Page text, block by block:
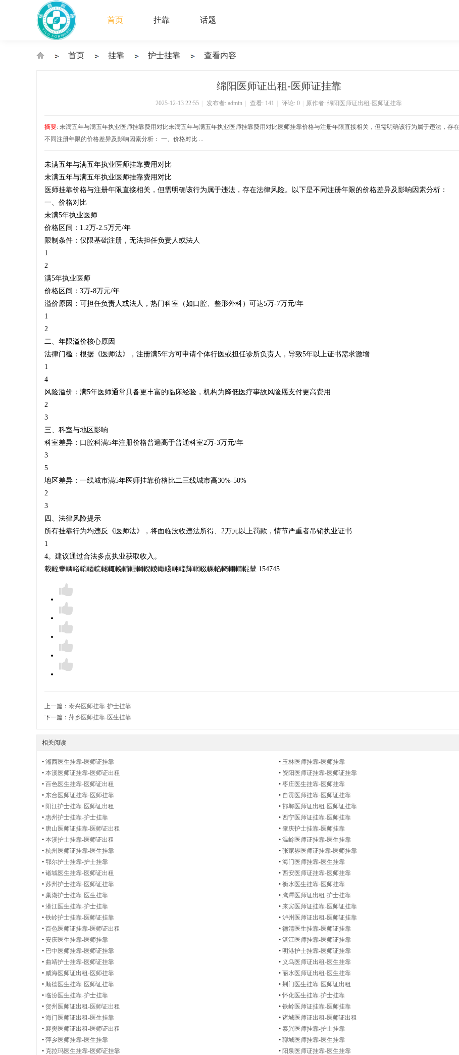
首页 挂靠 话题
出
租
执
首页 挂靠 护士挂靠 查看内容
绵阳医师证出租-医师证挂靠
2025-12-13 22:55 发布者: admin 查看: 141 评论: 0 原作者: 绵阳医师证出租-医师证挂靠
摘要: 未满五年与满五年执业医师挂靠费用对比未满五年与满五年执业医师挂靠费用对比医师挂靠价格与注册年限直接相关，但需明确该行为属于违法，存
不同注册年限的价格差异及影响因素分析： 一、价格对比 ...
未满五年与满五年执业医师挂靠费用对比
未满五年与满五年执业医师挂靠费用对比
医师挂靠价格与注册年限直接相关，但需明确该行为属于违法，存在法律风险。以下是不同注册年限的价格差异及影响因素分析：
一、价格对比
‌未满5年执业医师‌
价格区间：1.2万-2.5万元/年
限制条件：仅限基础注册，无法担任负责人或法人‌
1
2
‌满5年执业医师‌
价格区间：3万-8万元/年
溢价原因：可担任负责人或法人，热门科室（如口腔、整形外科）可达5万-7万元/年‌
1
2
二、年限溢价核心原因
‌法律门槛‌：根据《医师法》，注册满5年方可申请个体行医或担任诊所负责人，导致5年以上证书需求激增‌
1
4
‌风险溢价‌：满5年医师通常具备更丰富的临床经验，机构为降低医疗事故风险愿支付更高费用‌
2
3
三、科室与地区影响
‌科室差异‌：口腔科满5年注册价格普遍高于普通科室2万-3万元/年‌
3
5
‌地区差异‌：一线城市满5年医师挂靠价格比二三线城市高30%-50%‌
2
3
四、法律风险提示
所有挂靠行为均违反《医师法》，将面临没收违法所得、2万元以上罚款，情节严重者吊销执业证书‌
1
4。建议通过合法多点执业获取收入。
載輊輋輌輍輎輏輐輑輒輓輔輕輖輗輘輙輚輛輜輝輞輟輠輡輢輣輤輥輦 154745
上一篇： 泰兴医师挂靠-护士挂靠
下一篇： 萍乡医师挂靠-医生挂靠
相关阅读
• 湘西医生挂靠-医师证挂靠 • 玉林医师挂靠-医师挂靠
• 本溪医师证挂靠-医师证出租 • 资阳医师证挂靠-医师证挂靠
• 百色医生挂靠-医师证出租 • 枣庄医生挂靠-医师挂靠
• 东台医师证挂靠-医师挂靠 • 自贡医师挂靠-医师证挂靠
• 阳江护士挂靠-医师证出租 • 邯郸医师证出租-医师证挂靠
• 惠州护士挂靠-护士挂靠 • 西宁医师证挂靠-医师挂靠
• 唐山医师证挂靠-医师证出租 • 肇庆护士挂靠-医师挂靠
• 本溪护士挂靠-医师证出租 • 温岭医师证挂靠-医生挂靠
• 杭州医师证挂靠-医生挂靠 • 张家界医师证挂靠-医师挂靠
• 鄂尔护士挂靠-护士挂靠 • 海门医师挂靠-医生挂靠
• 诸城医生挂靠-医师证出租 • 西安医师证挂靠-医师挂靠
• 苏州护士挂靠-医师证挂靠 • 衡水医生挂靠-医师挂靠
• 巢湖护士挂靠-医生挂靠 • 鹰潭医师证出租-护士挂靠
• 潜江医生挂靠-护士挂靠 • 来宾医师证挂靠-医师证挂靠
• 铁岭护士挂靠-医师证挂靠 • 泸州医师证出租-医师证挂靠
• 百色医师证挂靠-医师证出租 • 德清医生挂靠-医师证挂靠
• 安庆医生挂靠-医师挂靠 • 湛江医师挂靠-医师证挂靠
• 巴中医师挂靠-医师证挂靠 • 明港护士挂靠-医师证挂靠
• 曲靖护士挂靠-医师证挂靠 • 义乌医师证出租-医生挂靠
• 威海医师证出租-医师挂靠 • 丽水医师证出租-医生挂靠
• 顺德医生挂靠-医师证挂靠 • 荆门医生挂靠-医师证出租
• 临汾医生挂靠-护士挂靠 •怀化医生挂靠-护士挂靠
• 贺州医师证出租-医师证出租 • 铁岭医师证挂靠-医师挂靠
• 海门医师证出租-医生挂靠 • 诸城医师证出租-医师证出租
• 襄樊医师证出租-医师证出租 • 泰兴医师挂靠-护士挂靠
• 萍乡医师挂靠-医生挂靠 • 聊城医师挂靠-医生挂靠
• 克拉玛医生挂靠-医师证挂靠 • 阳泉医师证挂靠-医生挂靠